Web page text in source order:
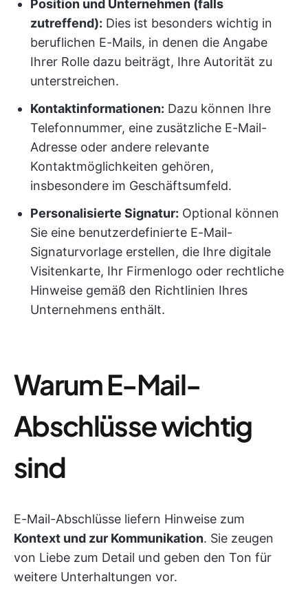
Position und Unternehmen (falls
zutreffend): Dies ist besonders wichtig in
beruflichen E-Mails, in denen die Angabe
Ihrer Rolle dazu beiträgt, Ihre Autorität zu
unterstreichen.
Kontaktinformationen: Dazu können Ihre
Telefonnummer, eine zusätzliche E-Mail-
Adresse oder andere relevante
Kontaktmöglichkeiten gehören,
insbesondere im Geschäftsumfeld.
Personalisierte Signatur: Optional können
Sie eine benutzerdefinierte E-Mail-
Signaturvorlage erstellen, die Ihre digitale
Visitenkarte, Ihr Firmenlogo oder rechtliche
Hinweise gemäß den Richtlinien Ihres
Unternehmens enthält.
Warum E-Mail-
Abschlüsse wichtig
sind
E-Mail-Abschlüsse liefern Hinweise zum
Kontext und zur Kommunikation. Sie zeugen
von Liebe zum Detail und geben den Ton für
weitere Unterhaltungen vor.